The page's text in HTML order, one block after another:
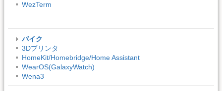
WezTerm
バイク
3Dプリンタ
HomeKit/Homebridge/Home Assistant
WearOS(GalaxyWatch)
Wena3